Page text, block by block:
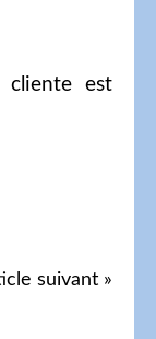
cliente est
suivant »